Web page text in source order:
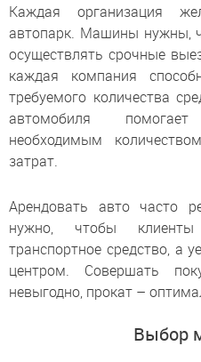
Каждая организация
автопарк. Машины нужны,
осуществлять срочные
каждая компания
требуемого количества
автомобиля
необходимым
затрат.
Арендовать авто часто
нужно, чтобы клиенты
транспортное средство, а
центром. Совершать
невыгодно, прокат –
Выбор